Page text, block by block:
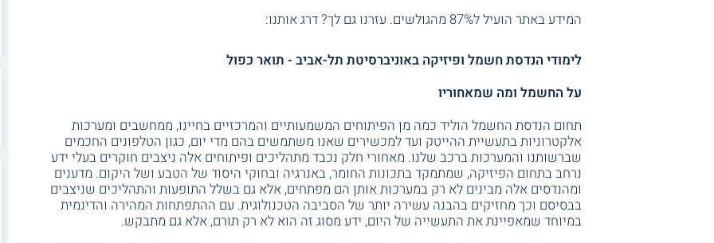
המידע באתר הועיל ל87% מהגולשים.
עזרנו גם לך? דרג אותנו:
לימודי הנדסת חשמל ופיזיקה באוניברסיטת תל-אביב - תואר כפול
על החשמל ומה שמאחוריו
תחום הנדסת החשמל הוליד כמה מן הפיתוחים המשמעותיים והמרכזיים בחיינו, ממחשבים ומערכות
אלקטרוניות בתעשיית ההייטק ועד למכשירים שאנו משתמשים בהם מדי יום, כגון הטלפונים החכמים
שברשותנו והמערכות ברכב שלנו. מאחורי חלק נכבד מתהליכים ופיתוחים אלה ניצבים חוקרים בעלי ידע
נרחב בתחום הפיזיקה, שמתמקד בתכונות החומר, באנרגיה ובחוקי היסוד של הטבע ושל היקום. מדענים
ומהנדסים אלה מבינים לא רק במערכות אותן הם מפתחים, אלא גם בשלל התופעות והתהליכים שניצבים
בבסיסם וכך מחזיקים בהבנה עשירה יותר של הסביבה הטכנולוגית. עם ההתפתחות המהירה והדינמית
במיוחד שמאפיינת את התעשייה של היום, ידע מסוג זה הוא לא רק תורם, אלא גם מתבקש.